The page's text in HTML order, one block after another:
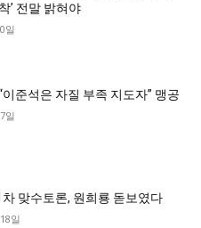
’ 전말 밝혀야
일
이준석은 자질 부족 지도자” 맹공
일
맞수토론, 원희룡 돋보였다
일